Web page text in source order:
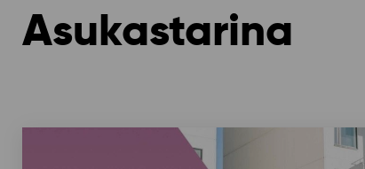
Asukastarina